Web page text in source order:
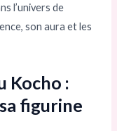
l’univers de
son aura et les
Kocho :
figurine